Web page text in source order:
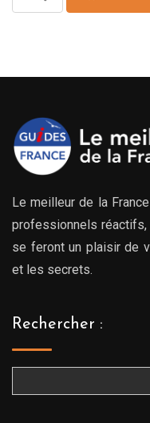
Le meilleur de la
professionnels
se feront un plaisir de
et les secrets.
Rechercher :